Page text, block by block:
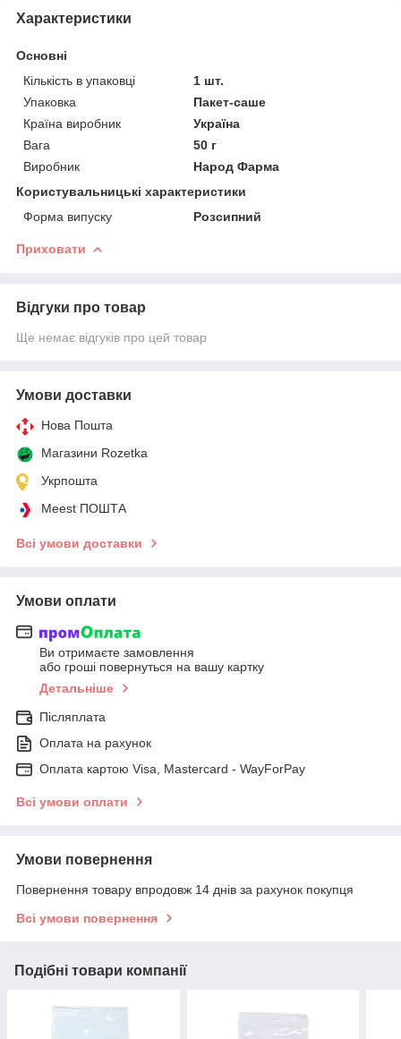
Характеристики
Основні
Кількість в упаковці
1 шт.
Упаковка
Пакет-саше
Країна виробник
Україна
Вага
50 г
Виробник
Народ Фарма
Користувальницькі характеристики
Форма випуску
Розсипний
Приховати
Відгуки про товар
Ще немає відгуків про цей товар
Умови доставки
Нова Пошта
Магазини Rozetka
Укрпошта
Meest ПОШТА
Всі умови доставки
Умови оплати
Ви отримаєте замовлення
або гроші повернуться на вашу картку
Детальніше
Післяплата
Оплата на рахунок
Оплата картою Visa, Mastercard - WayForPay
Всі умови оплати
Умови повернення
Повернення товару впродовж 14 днів за рахунок покупця
Всі умови повернення
Подібні товари компанії